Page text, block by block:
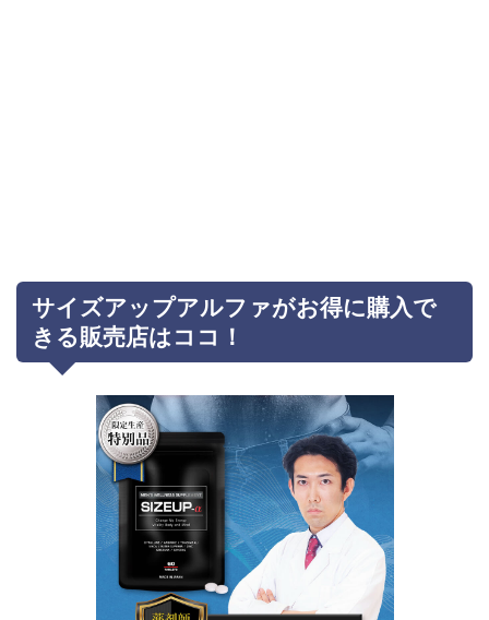
サイズアップアルファがお得に購入で
きる販売店はココ！